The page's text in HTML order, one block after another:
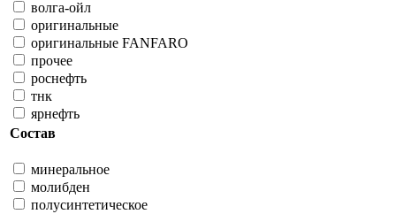
волга-ойл
оригинальные
оригинальные FANFARO
прочее
роснефть
тнк
ярнефть
Состав
минеральное
молибден
полусинтетическое